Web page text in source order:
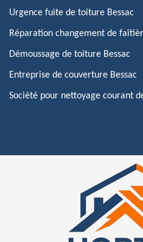
Urgence fuite de toiture Bessac
Réparation changement de
Démoussage de toiture Bessac
Entreprise de couverture Bessac
Société pour nettoyage courant